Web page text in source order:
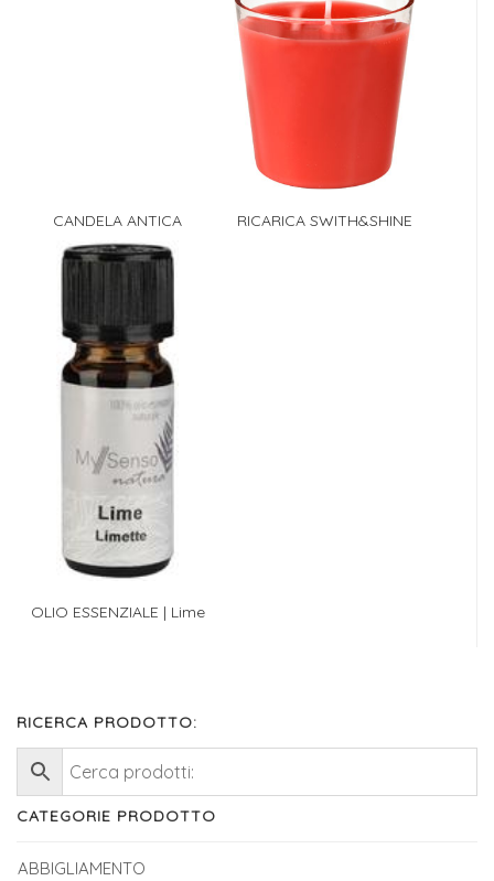
CANDELA ANTICA RICARICA SWITH&SHINE
OLIO ESSENZIALE | Lime
RICERCA PRODOTTO:
CATEGORIE PRODOTTO
ABBIGLIAMENTO